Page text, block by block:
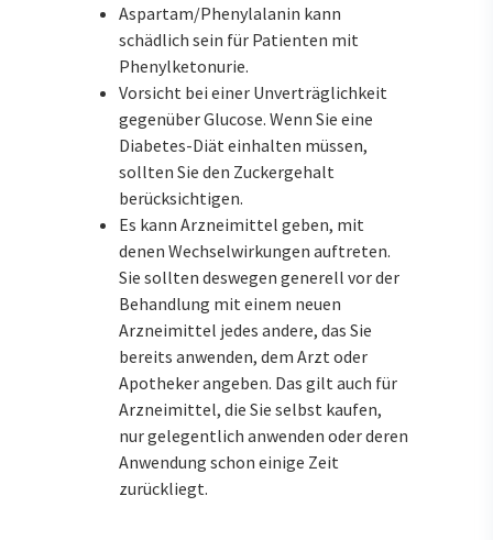
Aspartam/Phenylalanin kann
schädlich sein für Patienten mit
Phenylketonurie.
Vorsicht bei einer Unverträglichkeit
gegenüber Glucose. Wenn Sie eine
Diabetes-Diät einhalten müssen,
sollten Sie den Zuckergehalt
berücksichtigen.
Es kann Arzneimittel geben, mit
denen Wechselwirkungen auftreten.
Sie sollten deswegen generell vor der
Behandlung mit einem neuen
Arzneimittel jedes andere, das Sie
bereits anwenden, dem Arzt oder
Apotheker angeben. Das gilt auch für
Arzneimittel, die Sie selbst kaufen,
nur gelegentlich anwenden oder deren
Anwendung schon einige Zeit
zurückliegt.